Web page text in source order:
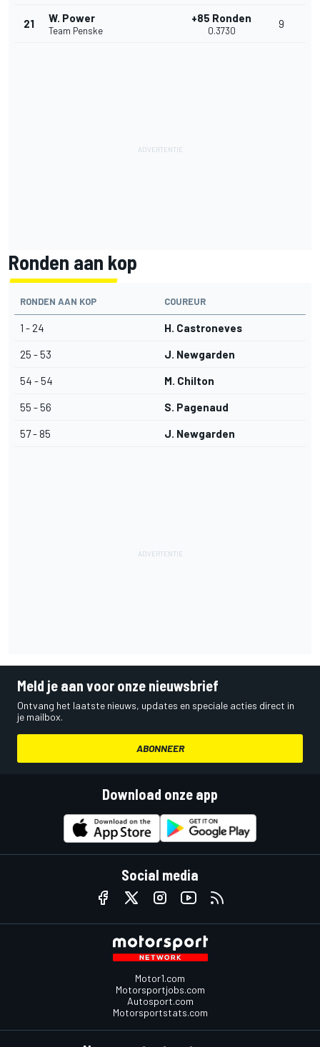
21 W. Power
Team Penske
+85 Ronden
0.3730
9
Ronden aan kop
RONDEN AAN KOP COUREUR
1 - 24 H. Castroneves
25 - 53 J. Newgarden
54 - 54 M. Chilton
55 - 56 S. Pagenaud
57 - 85 J. Newgarden
Meld je aan voor onze nieuwsbrief
Ontvang het laatste nieuws, updates en speciale acties direct in
je mailbox.
ABONNEER
Download onze app
Social media
Motor1.com
Motorsportjobs.com
Autosport.com
Motorsportstats.com